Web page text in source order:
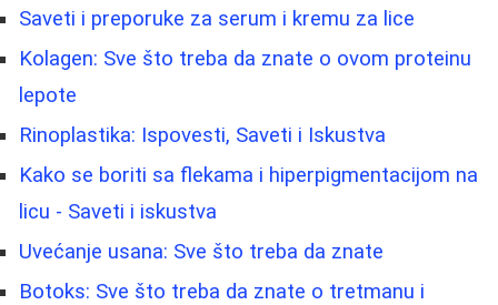
Saveti i preporuke za serum i kremu za lice
Kolagen: Sve što treba da znate o ovom proteinu
lepote
Rinoplastika: Ispovesti, Saveti i Iskustva
Kako se boriti sa flekama i hiperpigmentacijom na
licu - Saveti i iskustva
Uvećanje usana: Sve što treba da znate
Botoks: Sve što treba da znate o tretmanu i